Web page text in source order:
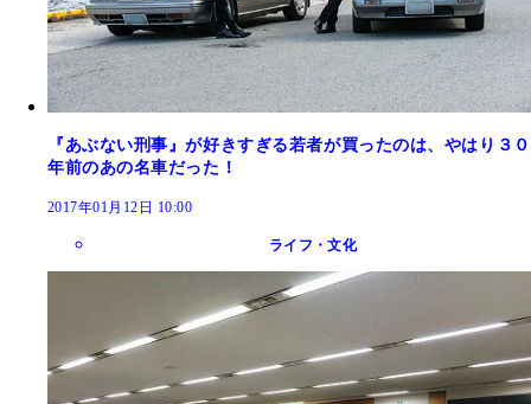
『あぶない刑事』が好きすぎる若者が買ったのは、やはり３０
年前のあの名車だった！
2017年01月12日 10:00
ライフ・文化